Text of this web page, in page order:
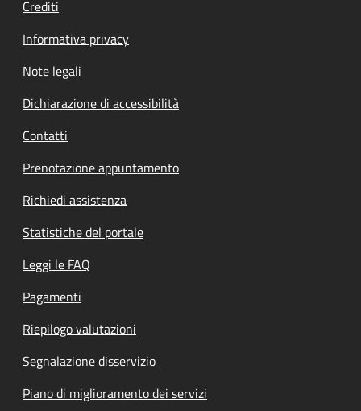
Crediti
Informativa privacy
Note legali
Dichiarazione di accessibilità
Contatti
Prenotazione appuntamento
Richiedi assistenza
Statistiche del portale
Leggi le FAQ
Pagamenti
Riepilogo valutazioni
Segnalazione disservizio
Piano di miglioramento dei servizi